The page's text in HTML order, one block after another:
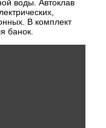
воды. Автоклав
В комплект
банок.